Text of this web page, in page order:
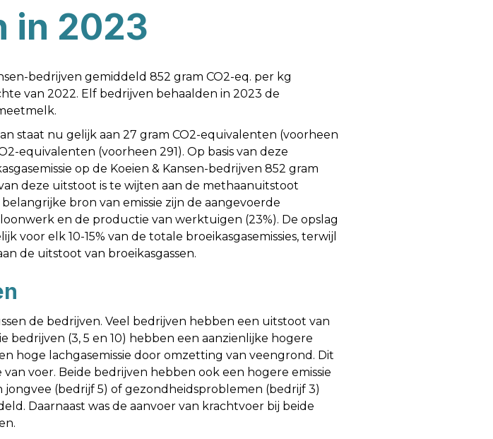
in 2023
bedrijven gemiddeld 852 gram CO2-eq. per kg
van 2022. Elf bedrijven behaalden in 2023 de
staat nu gelijk aan 27 gram CO2-equivalenten (voorheen
equivalenten (voorheen 291). Op basis van deze
op de Koeien & Kansen-bedrijven 852 gram
deze uitstoot is te wijten aan de methaanuitstoot
bron van emissie zijn de aangevoerde
en de productie van werktuigen (23%). De opslag
elk 10-15% van de totale broeikasgasemissies, terwijl
de uitstoot van broeikasgassen.
de bedrijven. Veel bedrijven hebben een uitstoot van
(3, 5 en 10) hebben een aanzienlijke hogere
hoge lachgasemissie door omzetting van veengrond. Dit
voer. Beide bedrijven hebben ook een hogere emissie
(bedrijf 5) of gezondheidsproblemen (bedrijf 3)
Daarnaast was de aanvoer van krachtvoer bij beide